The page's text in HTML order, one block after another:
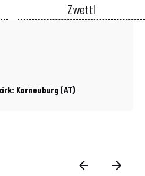
Zwettl
Korneuburg (AT)